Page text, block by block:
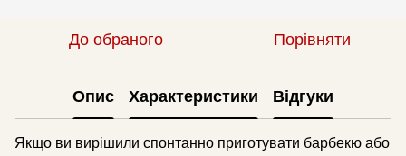
До обраного Порівняти
Опис Характеристики Відгуки
Якщо ви вирішили спонтанно приготувати барбекю або